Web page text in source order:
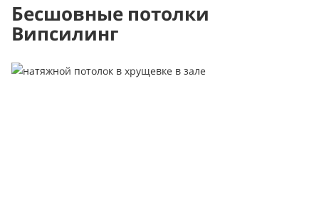
Бесшовные потолки
Випсилинг